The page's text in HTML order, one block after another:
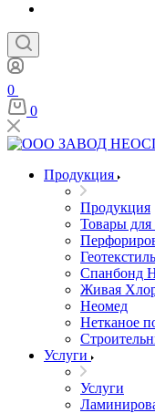
0
0
Продукция
Продукция
Товары для
Живая
Нeомед
Нетканое
Услуги
Услуги